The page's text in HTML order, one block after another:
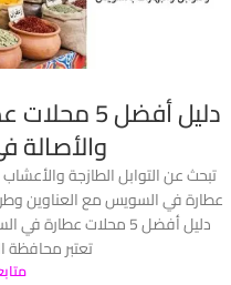
دليل
والأصالة
عطارة في السويس مع العناوين
دليل أفضل 5 محلات
تعتبر